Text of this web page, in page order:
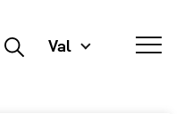
Buscar Val